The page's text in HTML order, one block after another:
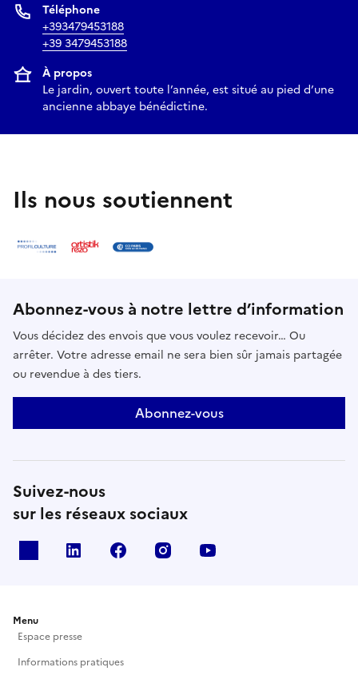
Téléphone
+393479453188
+39 3479453188
À propos
Le jardin, ouvert toute l’année, est situé au pied d’une
ancienne abbaye bénédictine.
Ils nous soutiennent
Abonnez-vous à notre lettre d’information
Vous décidez des envois que vous voulez recevoir… Ou
arrêter. Votre adresse email ne sera bien sûr jamais partagée
ou revendue à des tiers.
Abonnez-vous
Suivez-nous
sur les réseaux sociaux
Linkedin Facebook Instagram
Menu
Espace presse
Informations pratiques